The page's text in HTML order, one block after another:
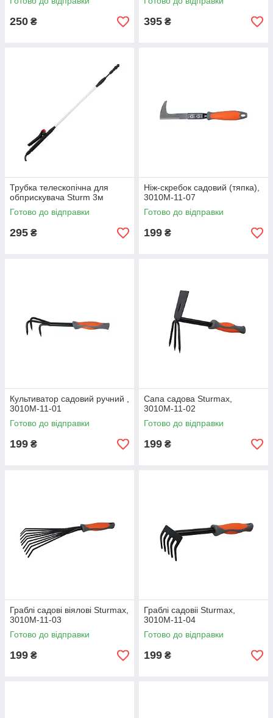
250 ₴ 395 ₴
Трубка телескопічна для
обприскувача Sturm 3м
Готово до відправки
295 ₴
Ніж-скребок садовий (тяпка),
3010М-11-07
Готово до відправки
199 ₴
Культиватор садовий ручний ,
3010М-11-01
Готово до відправки
199 ₴
Сапа садова Sturmax,
3010М-11-02
Готово до відправки
199 ₴
Граблі садові віялові Sturmax,
3010М-11-03
Готово до відправки
199 ₴
Граблі садовіі Sturmax,
3010М-11-04
Готово до відправки
199 ₴